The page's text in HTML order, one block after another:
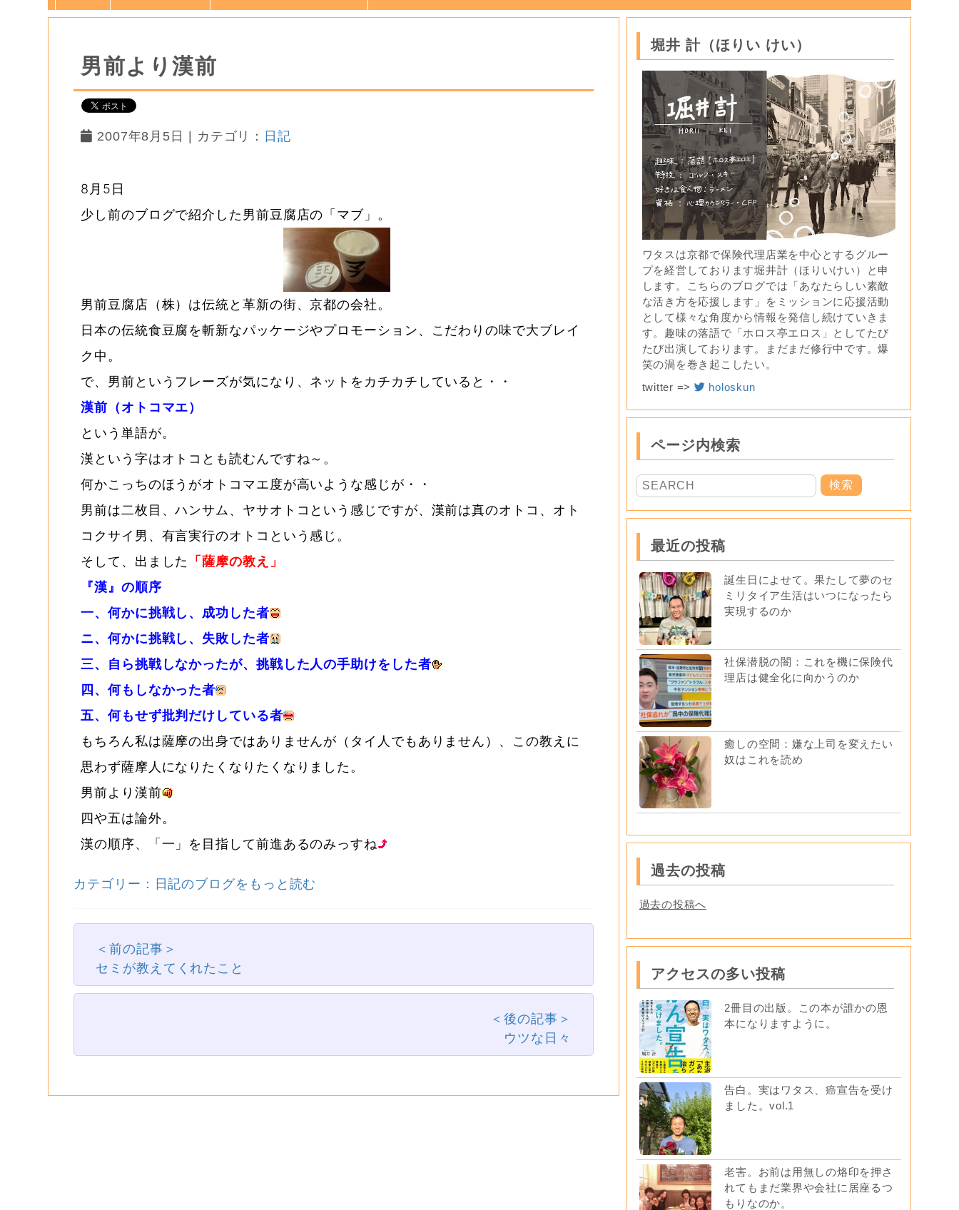
男前より漢前
2007年8月5日 | カテゴリ： 日記
8月5日
少し前のブログで紹介した男前豆腐店の「マブ」。
男前豆腐店（株）は伝統と革新の街、京都の会社。
日本の伝統食豆腐を斬新なパッケージやプロモーション、こだわりの味で大ブレイ
ク中。
で、男前というフレーズが気になり、ネットをカチカチしていると・・
漢前（オトコマエ）
という単語が。
漢という字はオトコとも読むんですね～。
何かこっちのほうがオトコマエ度が高いような感じが・・
男前は二枚目、ハンサム、ヤサオトコという感じですが、漢前は真のオトコ、オト
コクサイ男、有言実行のオトコという感じ。
そして、出ました
「薩摩の教え」
『漢』の順序
一、何かに挑戦し、成功した者
ニ、何かに挑戦し、失敗した者
三、自ら挑戦しなかったが、挑戦した人の手助けをした者
四、何もしなかった者
五、何もせず批判だけしている者
もちろん私は薩摩の出身ではありませんが（タイ人でもありません）、この教えに
思わず薩摩人になりたくなりたくなりました。
男前より漢前
四や五は論外。
漢の順序、「一」を目指して前進あるのみっすね
カテゴリー：日記のブログをもっと読む
＜前の記事＞
セミが教えてくれたこと
＜後の記事＞
ウツな日々
堀井 計（ほりい けい）
ワタスは京都で保険代理店業を中心とするグルー
プを経営しております堀井計（ほりいけい）と申
します。こちらのブログでは「あなたらしい素敵
な活き方を応援します」をミッションに応援活動
として様々な角度から情報を発信し続けていきま
す。趣味の落語で「ホロス亭エロス」としてたび
たび出演しております。まだまだ修行中です。爆
笑の渦を巻き起こしたい。
twitter =>
holoskun
ページ内検索
最近の投稿
誕生日によせて。果たして夢のセ
ミリタイア生活はいつになったら
実現するのか
社保潜脱の闇：これを機に保険代
理店は健全化に向かうのか
癒しの空間：嫌な上司を変えたい
奴はこれを読め
過去の投稿
過去の投稿へ
アクセスの多い投稿
2冊目の出版。この本が誰かの恩
本になりますように。
告白。実はワタス、癌宣告を受け
ました。vol.1
老害。お前は用無しの烙印を押さ
れてもまだ業界や会社に居座るつ
もりなのか。